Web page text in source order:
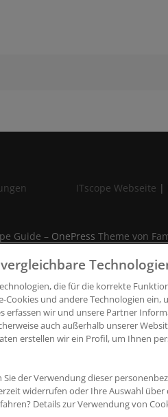
ITscope Webseite |
Guide – OnePress Theme von
die für die korrekte
und andere Technologien ein,
erfassen wir und unsere Partner
auch außerhalb unserer
erstellen wir ein Profil, um Ihnen
der Verwendung dieser
widerrufen oder Ihre Auswahl
Details zur Verwendung von